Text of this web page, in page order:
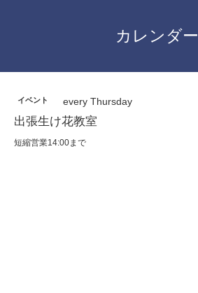
カレンダー
イベント every Thursday
出張生け花教室
短縮営業14:00まで